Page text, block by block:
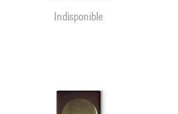
Indisponible